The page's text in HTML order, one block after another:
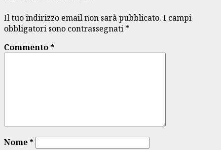
Il tuo indirizzo email non sarà pubblicato. I campi
obbligatori sono contrassegnati *
Commento*
Nome*